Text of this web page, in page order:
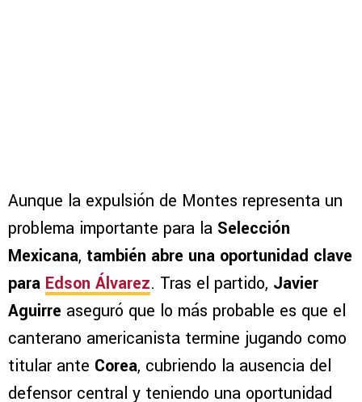
Aunque la expulsión de Montes representa un
problema importante para la Selección
Mexicana, también abre una oportunidad clave
para Edson Álvarez. Tras el partido, Javier
Aguirre aseguró que lo más probable es que el
canterano americanista termine jugando como
titular ante Corea, cubriendo la ausencia del
defensor central y teniendo una oportunidad